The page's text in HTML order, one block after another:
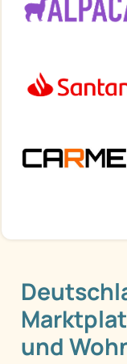
und